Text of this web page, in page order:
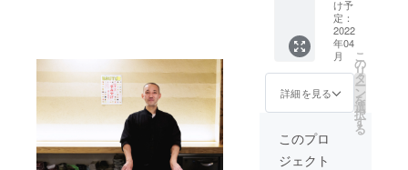
ら
http://h
onbishi.
2020の
・希少
米、地
玉栄
100%を
川・本
菱・純
米大吟
2022（
今年4月
発
+200円
でごは
んせっ
とも楽
しめま
す。 ・
そば香
にて
30,000
円分食
食事
券）】
・そ
ば、ど
んぶり
物を自
由に注
文でき
ます
（50食
分） ・
け予
定：
2022
年04
月
詳細を見る
こ
の
リ
タ
ー
ン
を
選
択
す
る
このプロ
ジェクト